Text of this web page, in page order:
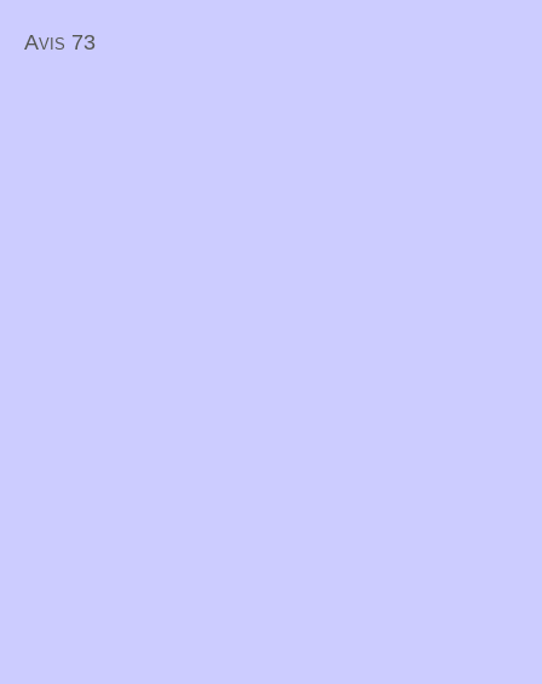
Avis 73